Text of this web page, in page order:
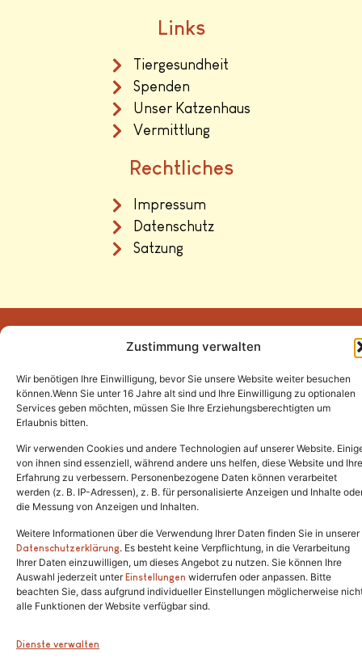
Zustimmung verwalten
Wir benötigen Ihre Einwilligung, bevor Sie unsere Website weiter besuchen
können.Wenn Sie unter 16 Jahre alt sind und Ihre Einwilligung zu optionalen
Services geben möchten, müssen Sie Ihre Erziehungsberechtigten um
Erlaubnis bitten.
Wir verwenden Cookies und andere Technologien auf unserer Website.
von ihnen sind essenziell, während andere uns helfen, diese Website und Ihre
Erfahrung zu verbessern. Personenbezogene Daten können verarbeitet
werden (z. B. IP-Adressen), z. B. für personalisierte Anzeigen und Inhalte
die Messung von Anzeigen und Inhalten.
Weitere Informationen über die Verwendung Ihrer Daten finden Sie in unserer
Datenschutzerklärung. Es besteht keine Verpflichtung, in die Verarbeitung
Ihrer Daten einzuwilligen, um dieses Angebot zu nutzen. Sie können Ihre
Auswahl jederzeit unterEinstellungen widerrufen oder anpassen. Bitte
beachten Sie, dass aufgrund individueller Einstellungen möglicherweise
alle Funktionen der Website verfügbar sind.
Dienste verwalten
Links
Tiergesundheit
Spenden
Unser Katzenhaus
Vermittlung
Rechtliches
Impressum
Datenschutz
Satzung
Copyright © 2024. Alle Rechte vorbehalten.
Tel.:(02646) 915928
info@katzenschutzfreunde.de
Im Brandenfeld 22
53426 Schalkenbach